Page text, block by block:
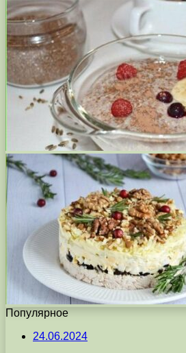
Популярное
24.06.2024